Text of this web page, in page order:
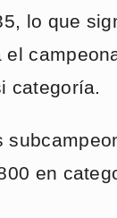
lo que
el
categoría.
en